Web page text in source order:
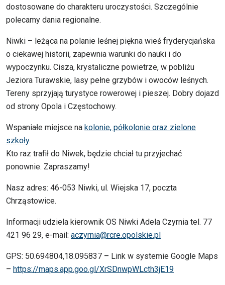
dostosowane do charakteru uroczystości. Szczególnie
polecamy dania regionalne.
Niwki – leżąca na polanie leśnej piękna wieś fryderycjańska
o ciekawej historii, zapewnia warunki do nauki i do
wypoczynku. Cisza, krystaliczne powietrze, w pobliżu
Jeziora Turawskie, lasy pełne grzybów i owoców leśnych.
Tereny sprzyjają turystyce rowerowej i pieszej. Dobry dojazd
od strony Opola i Częstochowy.
Wspaniałe miejsce na kolonie, półkolonie oraz zielone
szkoły.
Kto raz trafił do Niwek, będzie chciał tu przyjechać
ponownie. Zapraszamy!
Nasz adres: 46-053 Niwki, ul. Wiejska 17, poczta
Chrząstowice.
Informacji udziela kierownik OS Niwki Adela Czyrnia tel. 77
421 96 29, e-mail: aczyrnia@rcre.opolskie.pl
GPS: 50.694804,18.095837 – Link w systemie Google Maps
– https://maps.app.goo.gl/XrSDnwpWLcth3jE19